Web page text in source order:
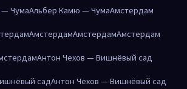
ЧумаАльбер Камю — ЧумаАмстердам
АмстердамАмстердамАмстердам
Антон Чехов — Вишнёвый сад
садАнтон Чехов — Вишнёвый сад